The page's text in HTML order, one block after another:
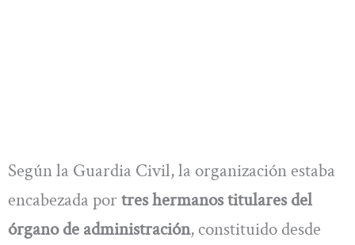
Según la Guardia Civil, la organización estaba
encabezada portres hermanos titulares del
órgano de administración, constituido desde